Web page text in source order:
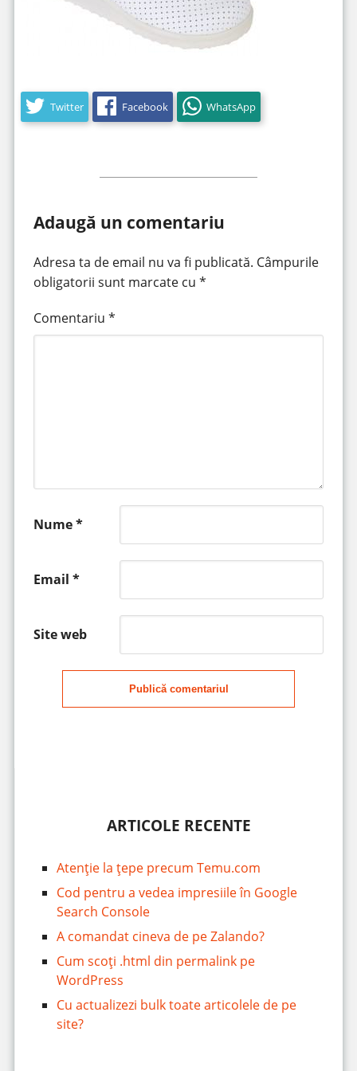
Twitter Facebook WhatsApp
Adaugă un comentariu
Adresa ta de email nu va fi publicată. Câmpurile
obligatorii sunt marcate cu *
Comentariu *
Nume*
Email *
Site web
Publică comentariul
ARTICOLE RECENTE
Atenție la țepe precum Temu.com
Cod pentru a vedea impresiile în Google
Search Console
A comandat cineva de pe Zalando?
Cum scoți .html din permalink pe
WordPress
Cu actualizezi bulk toate articolele de pe
site?